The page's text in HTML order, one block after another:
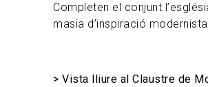
Completen el conjunt
masia d’inspiració
> Vista lliure al Claustre de